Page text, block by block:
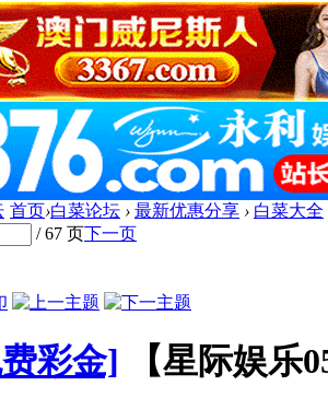
首页›白菜论坛 › 最新优惠分享 › 白菜大全
/ 67 页下一页
彩金] 【星际娱乐